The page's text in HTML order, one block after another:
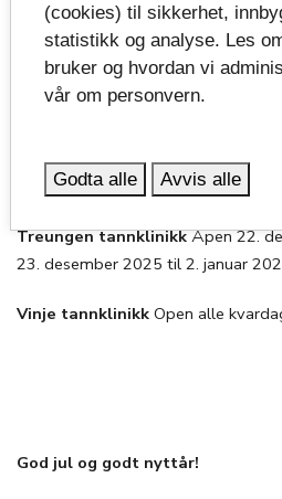
Siljan tannklinikk Stengd frå 22.
2026. Skien tannklinikk er
Skien tannklinikk
Stathelle tannklinikk Open alle
kapasitet.
Treungen tannklinikk Åpen 22.
23. desember 2025 til 2. januar
Vinje tannklinikk Open alle
God jul og godt nyttår!
(cookies) til sikkerhet,
statistikk og analyse. Les
bruker og hvordan vi
vår om personvern.
Godta alle Avvis alle